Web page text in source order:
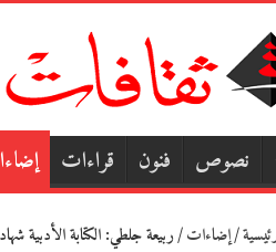
نصوص فنون قراءات
/إضاءات/ربيعة جلطي: الكتابة الأدبية